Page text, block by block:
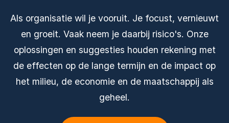
Als organisatie wil je vooruit. Je focust, vernieuwt
en groeit. Vaak neem je daarbij risico's. Onze
oplossingen en suggesties houden rekening met
de effecten op de lange termijn en de impact op
het milieu, de economie en de maatschappij als
geheel.